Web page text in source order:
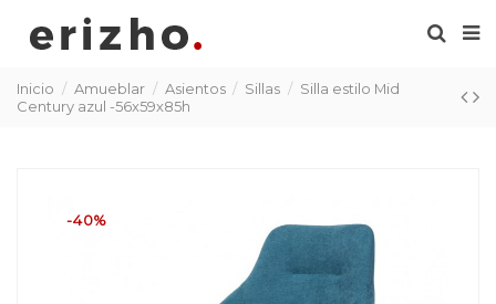
Inicio Amueblar Asientos Sillas
Silla estilo Mid
Century azul -56x59x85h
-40%